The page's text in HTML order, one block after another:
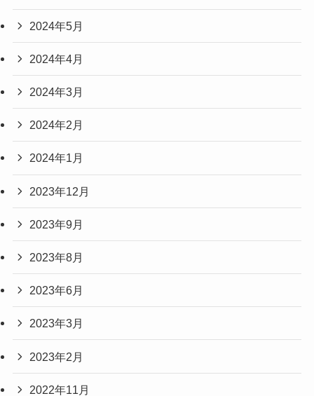
2024年5月
2024年4月
2024年3月
2024年2月
2024年1月
2023年12月
2023年9月
2023年8月
2023年6月
2023年3月
2023年2月
2022年11月